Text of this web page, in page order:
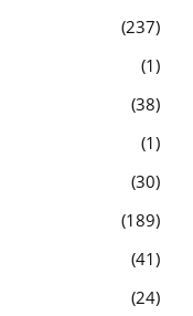
237
1
38
1
30
189
41
24